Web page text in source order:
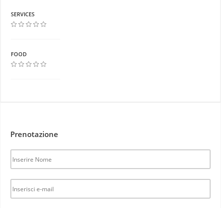
SERVICES
FOOD
Prenotazione